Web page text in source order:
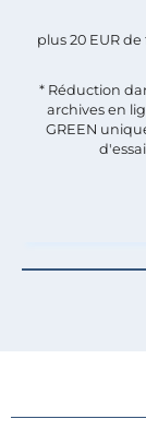
plus 20 EUR
* Réduction
archives en
GREEN